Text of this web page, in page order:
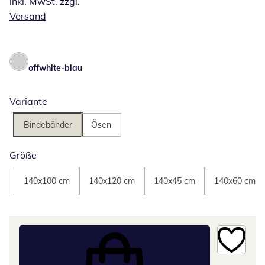
Versand
offwhite-blau
Variante
Bindebänder Ösen
Größe
140x100 cm 140x120 cm 140x45 cm 140x60 cm